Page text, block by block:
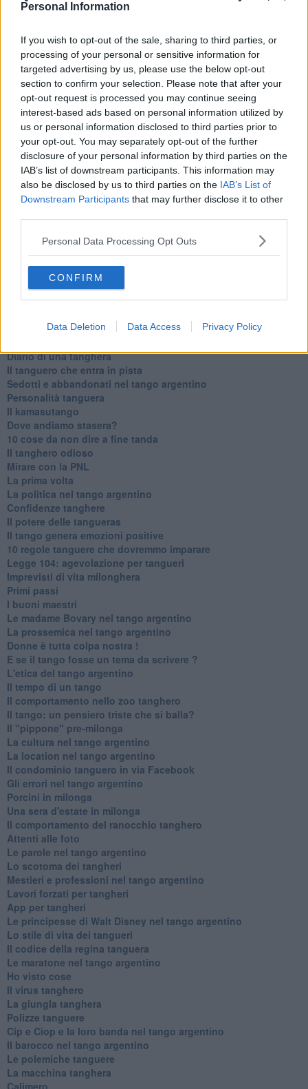
Personal Information
If you wish to opt-out of the sale, sharing to third parties, or
processing of your personal or sensitive information for
targeted advertising by us, please use the below opt-out
section to confirm your selection. Please note that after your
opt-out request is processed you may continue seeing
interest-based ads based on personal information utilized by
us or personal information disclosed to third parties prior to
your opt-out. You may separately opt-out of the further
disclosure of your personal information by third parties on the
IAB’s list of downstream participants. This information may
also be disclosed by us to third parties on the IAB’s List of
Downstream Participants that may further disclose it to other
Personal Data Processing Opt Outs
CONFIRM
Data Deletion Data Access Privacy Policy
essere deluse poiché la certezza di per sé è, una volontà di verità.
di chiunque, certezze e farci perciò credere, che il tango sia
veramente un pensiero triste che si balla, quand’anche non è una
certezza di verità. L’uomo ricerca sempre la verità poiché non vuole
essere stupido, anche se tutto ciò lo rende irrequieto, poiché
andando in milonga deve sempre verificare se il tango è veramente
un pensiero triste che si balla, oppure se egli stesso quando balla
ha dei pensieri tristi oppure no.
Maria Caruso
Se vuoi leggere le notizie principali della Toscana iscriviti alla
Newsletter QUInews - ToscanaMedia.Arriva gratis tutti i giorni
alle 20:00 direttamente nella tua casella di posta.
Basta cliccareQUI
Articoli dal Blog “Parole milonguere” di Maria Caruso
Diario di una tanghera
Il tanguero che entra in pista
Sedotti e abbandonati nel tango argentino
Personalità tanguera
Il kamasutango
Dove andiamo stasera?
10 cose da non dire a fine tanda
Il tanghero odioso
Mirare con la PNL
La prima volta
La politica nel tango argentino
Confidenze tanghere
Il potere delle tangueras
Il tango genera emozioni positive
10 regole tanguere che dovremmo imparare
Legge 104: agevolazione per tangueri
Imprevisti di vita milonghera
Primi passi
I buoni maestri
Le madame Bovary nel tango argentino
La prossemica nel tango argentino
Donne è tutta colpa nostra !
E se il tango fosse un tema da scrivere ?
L'etica del tango argentino
Il tempo di un tango
Il comportamento nello zoo tanghero
Il tango: un pensiero triste che si balla?
Il "pippone" pre-milonga
La cultura nel tango argentino
La location nel tango argentino
Il condominio tanguero in via Facebook
Gli errori nel tango argentino
Porcini in milonga
Una sera d'estate in milonga
Il comportamento del ranocchio tanghero
Attenti alle foto
Le parole nel tango argentino
Lo scotoma dei tangheri
Mestieri e professioni nel tango argentino
Lavori forzati per tangheri
App per tangheri
Le principesse di Walt Disney nel tango argentino
Lo stile di vita dei tangueri
Il codice della regina tanguera
Le maratone nel tango argentino
Ho visto cose
Il virus tanghero
La giungla tanghera
Polizze tanguere
Cip e Ciop e la loro banda nel tango argentino
Il barocco nel tango argentino
Le polemiche tanguere
La macchina tanghera
Calimero